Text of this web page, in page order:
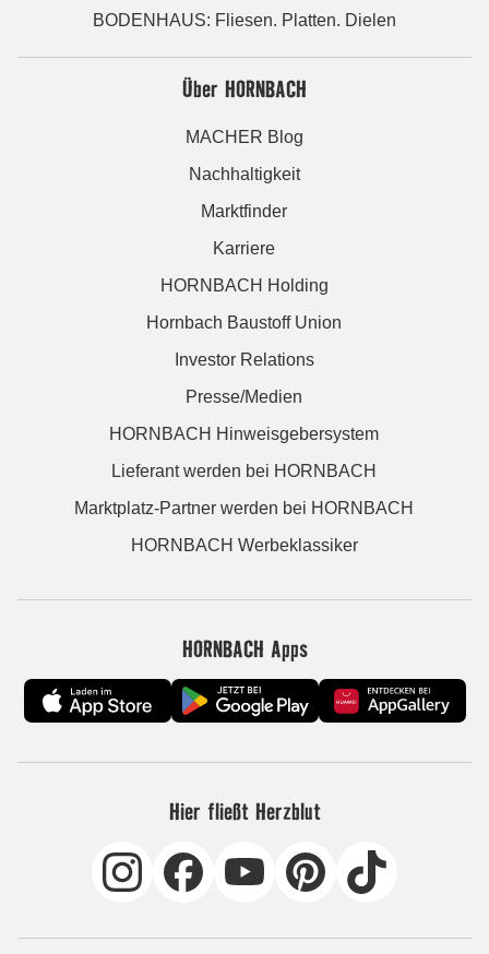
BODENHAUS: Fliesen. Platten. Dielen
Über HORNBACH
MACHER Blog
Nachhaltigkeit
Marktfinder
Karriere
HORNBACH Holding
Hornbach Baustoff Union
Investor Relations
Presse/Medien
HORNBACH Hinweisgebersystem
Lieferant werden bei HORNBACH
Marktplatz-Partner werden bei HORNBACH
HORNBACH Werbeklassiker
HORNBACH Apps
Hier fließt Herzblut